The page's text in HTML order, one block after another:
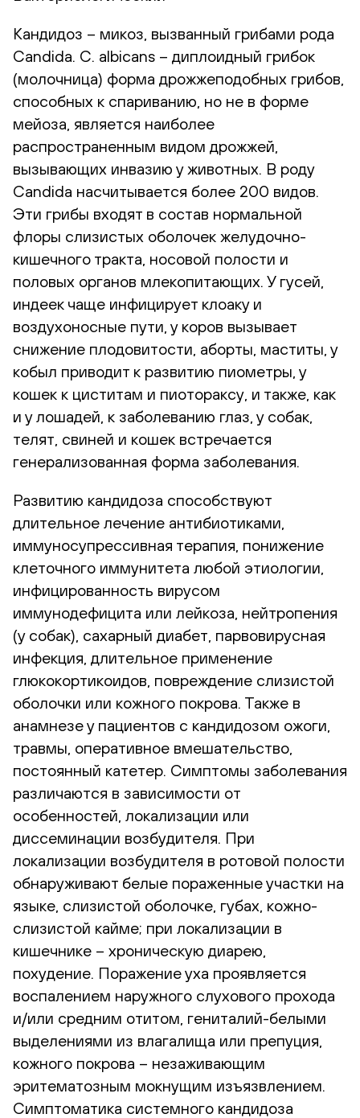
Кандидоз – микоз, вызванный грибами рода
Candida. C. albicans – диплоидный грибок
(молочница) форма дрожжеподобных грибов,
способных к спариванию, но не в форме
мейоза, является наиболее
распространенным видом дрожжей,
вызывающих инвазию у животных. В роду
Candida насчитывается более 200 видов.
Эти грибы входят в состав нормальной
флоры слизистых оболочек желудочно-
кишечного тракта, носовой полости и
половых органов млекопитающих. У гусей,
индеек чаще инфицирует клоаку и
воздухоносные пути, у коров вызывает
снижение плодовитости, аборты, маститы, у
кобыл приводит к развитию пиометры, у
кошек к циститам и пиотораксу, и также, как
и у лошадей, к заболеванию глаз, у собак,
телят, свиней и кошек встречается
генерализованная форма заболевания.
Развитию кандидоза способствуют
длительное лечение антибиотиками,
иммуносупрессивная терапия, понижение
клеточного иммунитета любой этиологии,
инфицированность вирусом
иммунодефицита или лейкоза, нейтропения
(у собак), сахарный диабет, парвовирусная
инфекция, длительное применение
глюкокортикоидов, повреждение слизистой
оболочки или кожного покрова. Также в
анамнезе у пациентов с кандидозом ожоги,
травмы, оперативное вмешательство,
постоянный катетер. Симптомы заболевания
различаются в зависимости от
особенностей, локализации или
диссеминации возбудителя. При
локализации возбудителя в ротовой полости
обнаруживают белые пораженные участки на
языке, слизистой оболочке, губах, кожно-
слизистой кайме; при локализации в
кишечнике – хроническую диарею,
похудение. Поражение уха проявляется
воспалением наружного слухового прохода
и/или средним отитом, гениталий-белыми
выделениями из влагалища или препуция,
кожного покрова – незаживающим
эритематозным мокнущим изъязвлением.
Симптоматика системного кандидоза